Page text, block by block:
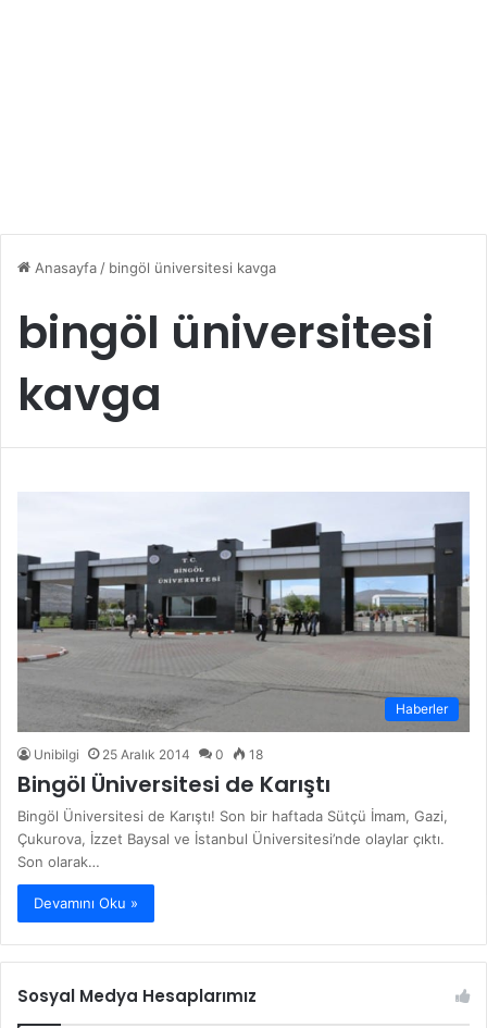
Anasayfa / bingöl üniversitesi kavga
bingöl üniversitesi
kavga
Haberler
Unibilgi 25 Aralık 2014 0 18
Bingöl Üniversitesi de Karıştı
Bingöl Üniversitesi de Karıştı! Son bir haftada Sütçü İmam, Gazi,
Çukurova, İzzet Baysal ve İstanbul Üniversitesi’nde olaylar çıktı.
Son olarak…
Devamını Oku »
Sosyal Medya Hesaplarımız